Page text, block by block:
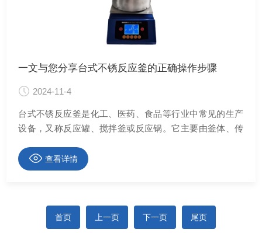
一文与您分享台式不锈反应釜的正确操作步骤
2024-11-4
台式不锈反应釜是化工、医药、食品等行业中常见的生产
设备，又称反应罐、搅拌釜或反应锅。它主要由釜体、传
成
查看详情
首页 上一页 下一页 尾页